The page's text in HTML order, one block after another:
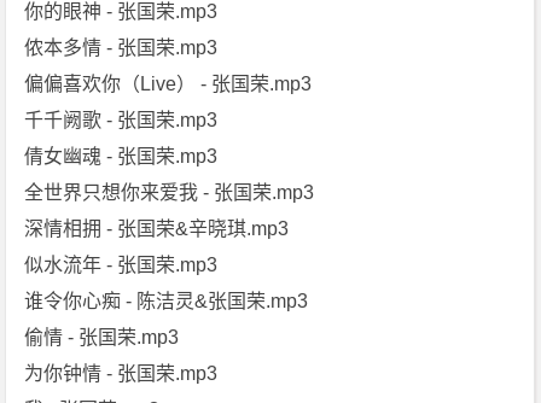
你的眼神 - 张国荣.mp3
侬本多情 - 张国荣.mp3
偏偏喜欢你（Live） - 张国荣.mp3
千千阙歌 - 张国荣.mp3
倩女幽魂 - 张国荣.mp3
全世界只想你来爱我 - 张国荣.mp3
深情相拥 - 张国荣&辛晓琪.mp3
似水流年 - 张国荣.mp3
谁令你心痴 - 陈洁灵&张国荣.mp3
偷情 - 张国荣.mp3
为你钟情 - 张国荣.mp3